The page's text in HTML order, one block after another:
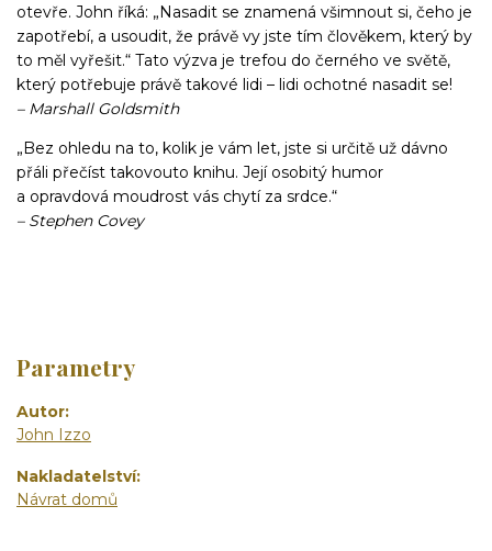
otevře. John říká: „Nasadit se znamená všimnout si, čeho je
zapotřebí, a usoudit, že právě vy jste tím člověkem, který by
to měl vyřešit.“ Tato výzva je trefou do černého ve světě,
který potřebuje právě takové lidi – lidi ochotné nasadit se!
– Marshall Goldsmith
„Bez ohledu na to, kolik je vám let, jste si určitě už dávno
přáli přečíst takovouto knihu. Její osobitý humor
a opravdová moudrost vás chytí za srdce.“
– Stephen Covey
Parametry
Autor
John Izzo
Nakladatelství
Návrat domů